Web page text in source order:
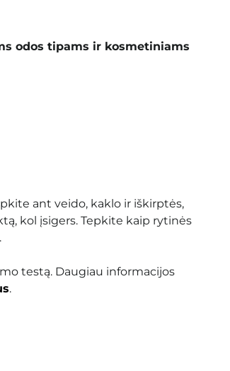
odos tipams ir kosmetiniams
ant veido, kaklo ir iškirptės,
kol įsigers. Tepkite kaip rytinės
testą. Daugiau informacijos
.